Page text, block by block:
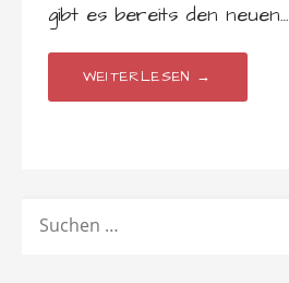
gibt es bereits den neuen…
WEITERLESEN →
NACH: